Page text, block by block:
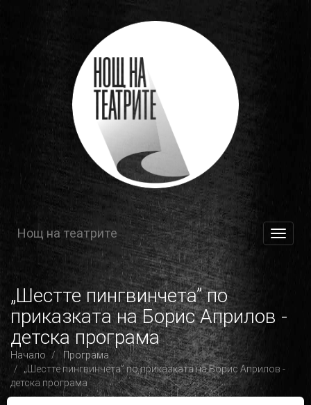
Toggle
Нощ на театрите
„Шестте пингвинчета” по
приказката на Борис Априлов -
детска програма
Начало
Програма
„Шестте пингвинчета” по приказката на Борис Априлов -
детска програма